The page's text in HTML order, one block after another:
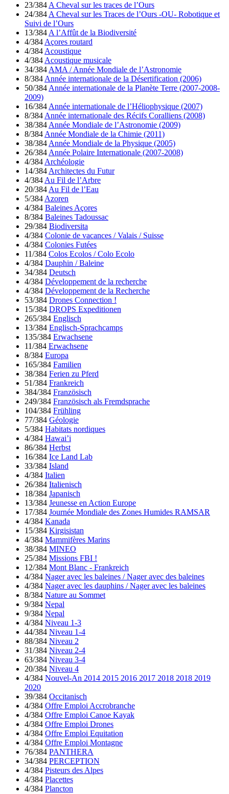
23/384 A Cheval sur les traces de l’Ours
24/384 A Cheval sur les Traces de l’Ours -OU- Robotique et
Suivi de l’Ours
13/384 A l’Affût de la Biodiversité
4/384 Açores routard
4/384 Acoustique
4/384 Acoustique musicale
34/384 AMA / Année Mondiale de l’Astronomie
8/384 Année internationale de la Désertification (2006)
50/384 Année internationale de la Planète Terre (2007-2008-
2009)
16/384 Année internationale de l’Héliophysique (2007)
8/384 Année internationale des Récifs Coralliens (2008)
38/384 Année Mondiale de l’Astronomie (2009)
8/384 Année Mondiale de la Chimie (2011)
38/384 Année Mondiale de la Physique (2005)
26/384 Année Polaire Internationale (2007-2008)
4/384 Archéologie
14/384 Architectes du Futur
4/384 Au Fil de l’Arbre
20/384 Au Fil de l’Eau
5/384 Azoren
4/384 Baleines Açores
8/384 Baleines Tadoussac
29/384 Biodiversita
4/384 Colonie de vacances / Valais / Suisse
4/384 Colonies Futées
11/384 Colos Ecolos / Colo Ecolo
4/384 Dauphin / Baleine
34/384 Deutsch
4/384 Développement de la recherche
4/384 Développement de la Recherche
53/384 Drones Connection !
15/384 DROPS Expeditionen
265/384 Englisch
13/384 Englisch-Sprachcamps
135/384 Erwachsene
11/384 Erwachsene
8/384 Europa
165/384 Familien
38/384 Ferien zu Pferd
51/384 Frankreich
384/384 Französisch
249/384 Französisch als Fremdsprache
104/384 Frühling
77/384 Géologie
5/384 Habitats nordiques
4/384 Hawai’i
86/384 Herbst
16/384 Ice Land Lab
33/384 Island
4/384 Italien
26/384 Italienisch
18/384 Japanisch
13/384 Jeunesse en Action Europe
17/384 Journée Mondiale des Zones Humides RAMSAR
4/384 Kanada
15/384 Kirgisistan
4/384 Mammifères Marins
38/384 MINEO
25/384 Missions FBI !
12/384 Mont Blanc - Frankreich
4/384 Nager avec les baleines / Nager avec des baleines
4/384 Nager avec les dauphins / Nager avec les baleines
8/384 Nature au Sommet
9/384 Nepal
9/384 Nepal
4/384 Niveau 1-3
44/384 Niveau 1-4
88/384 Niveau 2
31/384 Niveau 2-4
63/384 Niveau 3-4
20/384 Niveau 4
4/384 Nouvel-An 2014 2015 2016 2017 2018 2018 2019
2020
39/384 Occitanisch
4/384 Offre Emploi Accrobranche
4/384 Offre Emploi Canoe Kayak
4/384 Offre Emploi Drones
4/384 Offre Emploi Equitation
4/384 Offre Emploi Montagne
76/384 PANTHERA
34/384 PERCEPTION
4/384 Pisteurs des Alpes
4/384 Placettes
4/384 Plancton